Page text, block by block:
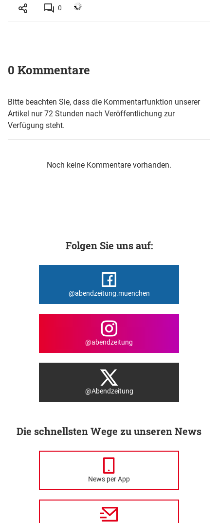
0
0 Kommentare
Bitte beachten Sie, dass die Kommentarfunktion unserer
Artikel nur 72 Stunden nach Veröffentlichung zur
Verfügung steht.
Noch keine Kommentare vorhanden.
Folgen Sie uns auf:
@abendzeitung.muenchen
@abendzeitung
@Abendzeitung
Die schnellsten Wege zu unseren News
News per App